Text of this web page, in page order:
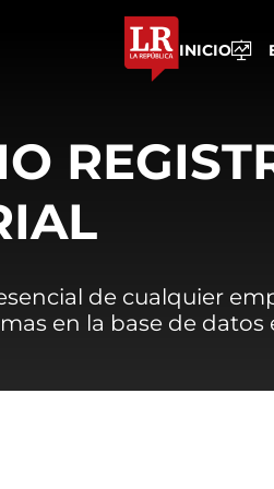
INICIO
de cualquier
en la base de